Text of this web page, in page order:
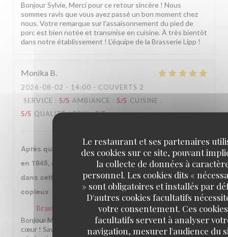
Le restaurant et ses partenaires
des cookies sur ce site, pouvant
la collecte de données à
personnel. Les cookies dits «
» sont obligatoires et installés par
D'autres cookies facultatifs
votre consentement. Ces cookies
facultatifs servent à analyser
navigation, mesurer l'audience du
Bonjour Sylvie, Merci pour ce retour sincère ! Nous
sommes ravis que vous ayez passé un bon moment chez
nous. Votre remarque sur l'assaisonnement du pied de
porc est bien notée et transmise en cuisine. À très bientôt
dans notre établissement ! L'équipe de la Brasserie Lipp !
Monika B
2026-08-02 - 14:00 - COUVERTS 2
SERVICE : 5/5 AMBIANCE : 5/5 CUISINE :
5/5 QUALITÉ / PRIX: 5/5
Après que notre grand mère qui y a fêté la libération
en 1945, ce fut l’occasion avec mon époux de venir
dans cette institution. Le repas fut très bon et
copieux
Brasserie Lipp
a répondu à cet avis
Bonjour Monika, Quel beau message, merci du fond du
cœur ! Savoir que notre établissement traverse les